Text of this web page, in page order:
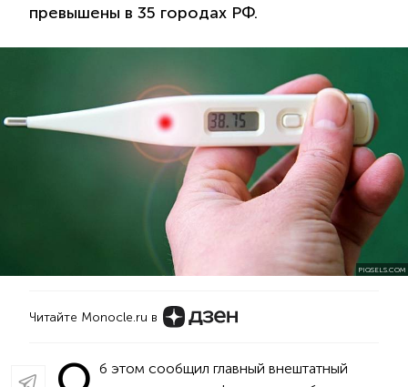
превышены в 35 городах РФ.
PIQSELS.COM
Читайте Monocle.ru в
б этом сообщил главный внештатный